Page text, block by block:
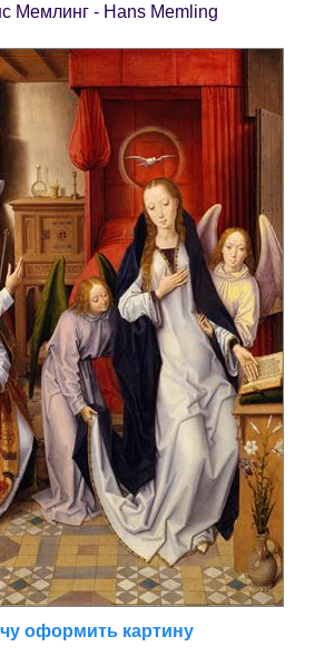
Мемлинг - Hans Memling
оформить картину